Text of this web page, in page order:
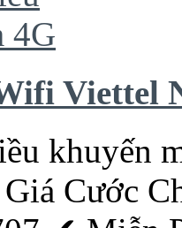
Viettel
khuyến
Cước